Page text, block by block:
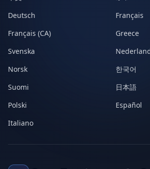
Deutsch
Français
Français (CA)
Greece
Svenska
Norsk
한국어
Suomi
日本語
Polski
Español
Italiano